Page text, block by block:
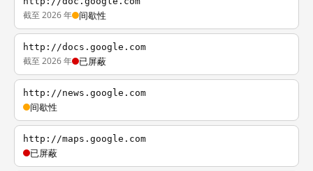
截至 2026 年 间歇性
http://docs.google.com
截至 2026 年 已屏蔽
http://news.google.com
间歇性
http://maps.google.com
已屏蔽